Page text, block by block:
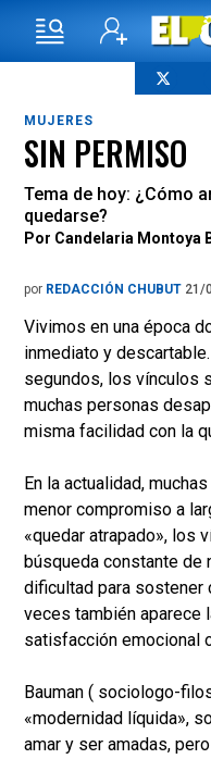
MUJERES
SIN PERMISO
Tema de hoy: ¿Cómo
quedarse?
Por Candelaria Montoya
por REDACCIÓN CHUBUT 21/
Vivimos en una época
inmediato y
segundos, los vínculos
muchas personas
misma facilidad con la
En la actualidad,
menor compromiso a
«quedar atrapado», los
búsqueda constante de
dificultad para sostener
veces también aparece
satisfacción emocional
Bauman ( sociologo-
«modernidad líquida»,
amar y ser amadas,